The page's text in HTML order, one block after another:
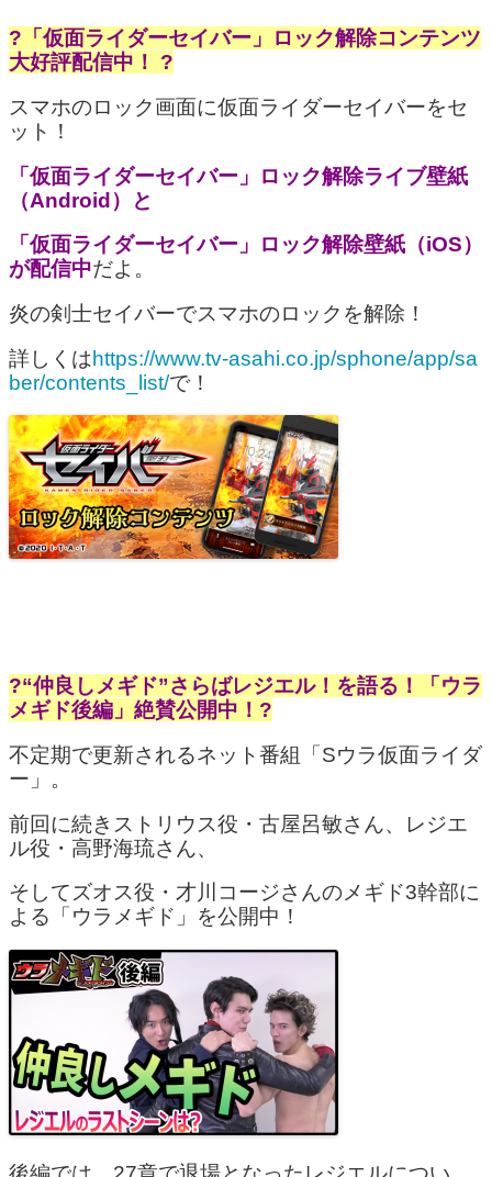
?「仮面ライダーセイバー」ロック解除コンテンツ
大好評配信中！ ?
スマホのロック画面に仮面ライダーセイバーをセ
ット！
「仮面ライダーセイバー」ロック解除ライブ壁紙
（Android）と
「仮面ライダーセイバー」ロック解除壁紙（iOS）
が配信中だよ。
炎の剣士セイバーでスマホのロックを解除！
詳しくはhttps://www.tv-asahi.co.jp/sphone/app/sa
ber/contents_list/で！
?“仲良しメギド”さらばレジエル！を語る！「ウラ
メギド後編」絶賛公開中！?
不定期で更新されるネット番組「Sウラ仮面ライダ
ー」。
前回に続きストリウス役・古屋呂敏さん、レジエ
ル役・高野海琉さん、
そしてズオス役・才川コージさんのメギド3幹部に
よる「ウラメギド」を公開中！